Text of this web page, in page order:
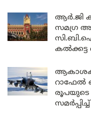
ആർ.ജി
സമഗ്ര
റാഫേൽ
രൂപയുടെ